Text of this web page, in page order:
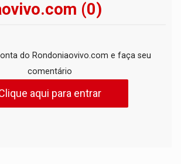
(0)
do Rondoniaovivo.com e faça seu
comentário
aqui para entrar